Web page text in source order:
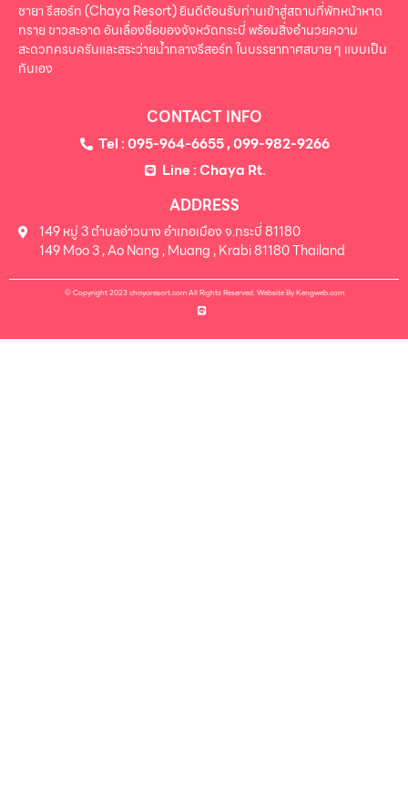
ชายา รีสอร์ท (Chaya Resort) ยินดีต้อนรับท่านเข้าสู่สถานที่พักหน้าหาด
ทราย ขาวสะอาด อันเลื่องชื่อของจังหวัดกระบี่ พร้อมสิ่งอำนวยความ
สะดวกครบครันและสระว่ายน้ำกลางรีสอร์ท ในบรรยากาศสบาย ๆ แบบเป็น
กันเอง
CONTACT INFO
Tel : 095-964-6655 , 099-982-9266
Line : Chaya Rt.
ADDRESS
149 หมู่ 3 ตำบลอ่าวนาง อำเภอเมือง จ.กระบี่ 81180
149 Moo 3 , Ao Nang , Muang , Krabi 81180 Thailand
© Copyright 2023 chayaresort.com All Rights Reserved. Website ByKengweb.com